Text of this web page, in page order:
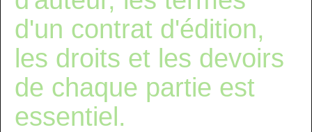
d'un contrat d'édition,
les droits et les devoirs
de chaque partie est
essentiel.